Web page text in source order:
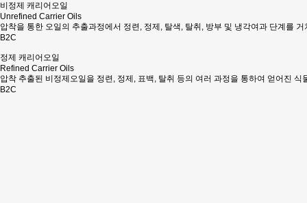
비정제 캐리어오일
Unrefined Carrier Oils
압착을 통한 오일의 추출과정에서 정련, 정제, 탈색, 탈취, 방부 및 냉각여과 단계를
B2C
정제 캐리어오일
Refined Carrier Oils
압착 추출된 비정제오일을 정련, 정제, 표백, 탈취 등의 여러 과정을 통하여 얻어진 식
B2C